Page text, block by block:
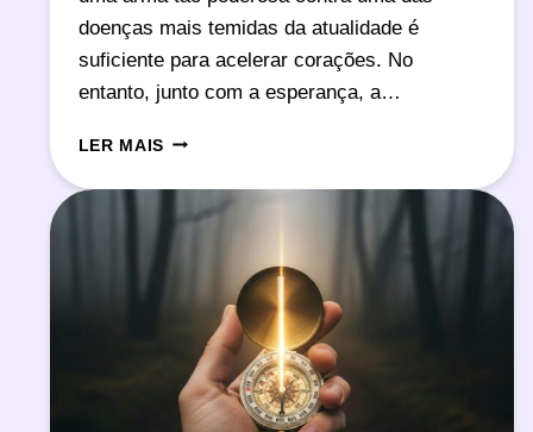
doenças mais temidas da atualidade é
suficiente para acelerar corações. No
entanto, junto com a esperança, a…
LER MAISVACINA
O
CÂNCER
ESPERANÇA
HYPE?